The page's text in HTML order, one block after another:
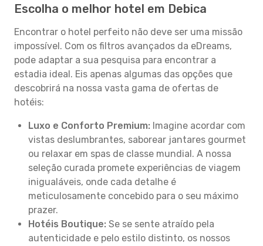
Escolha o melhor hotel em Debica
Encontrar o hotel perfeito não deve ser uma missão
impossível. Com os filtros avançados da eDreams,
pode adaptar a sua pesquisa para encontrar a
estadia ideal. Eis apenas algumas das opções que
descobrirá na nossa vasta gama de ofertas de
hotéis:
Luxo e Conforto Premium: Imagine acordar com
vistas deslumbrantes, saborear jantares gourmet
ou relaxar em spas de classe mundial. A nossa
seleção curada promete experiências de viagem
inigualáveis, onde cada detalhe é
meticulosamente concebido para o seu máximo
prazer.
Hotéis Boutique: Se se sente atraído pela
autenticidade e pelo estilo distinto, os nossos